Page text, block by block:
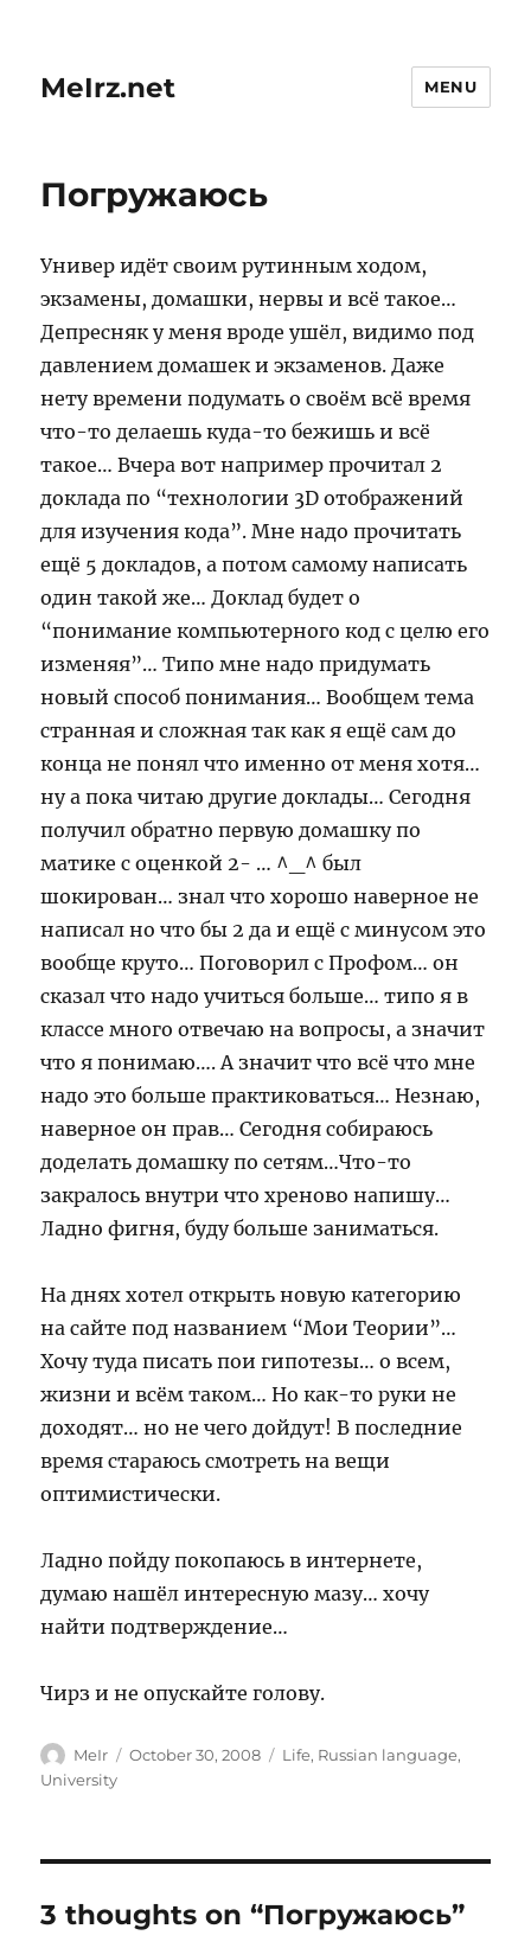
MeIrz.net MENU
Погружаюсь
Универ идёт своим рутинным ходом,
экзамены, домашки, нервы и всё такое…
Депресняк у меня вроде ушёл, видимо под
давлением домашек и экзаменов. Даже
нету времени подумать о своём всё время
что-то делаешь куда-то бежишь и всё
такое… Вчера вот например прочитал 2
доклада по “технологии 3D отображений
для изучения кода”. Мне надо прочитать
ещё 5 докладов, а потом самому написать
один такой же… Доклад будет о
“понимание компьютерного код с целю его
изменяя”… Типо мне надо придумать
новый способ понимания… Вообщем тема
странная и сложная так как я ещё сам до
конца не понял что именно от меня хотя…
ну а пока читаю другие доклады… Сегодня
получил обратно первую домашку по
матике с оценкой 2- … ^_^ был
шокирован… знал что хорошо наверное не
написал но что бы 2 да и ещё с минусом это
вообще круто… Поговорил с Профом… он
сказал что надо учиться больше… типо я в
классе много отвечаю на вопросы, а значит
что я понимаю…. А значит что всё что мне
надо это больше практиковаться… Незнаю,
наверное он прав… Сегодня собираюсь
доделать домашку по сетям…Что-то
закралось внутри что хреново напишу…
Ладно фигня, буду больше заниматься.
На днях хотел открыть новую категорию
на сайте под названием “Мои Теории”…
Хочу туда писать пои гипотезы… о всем,
жизни и всём таком… Но как-то руки не
доходят… но не чего дойдут! В последние
время стараюсь смотреть на вещи
оптимистически.
Ладно пойду покопаюсь в интернете,
думаю нашёл интересную мазу… хочу
найти подтверждение…
Чирз и не опускайте голову.
Author
MeIr
Posted
October 30, 2008 Categories
Life, Russian language,
University
3 thoughts on “Погружаюсь”